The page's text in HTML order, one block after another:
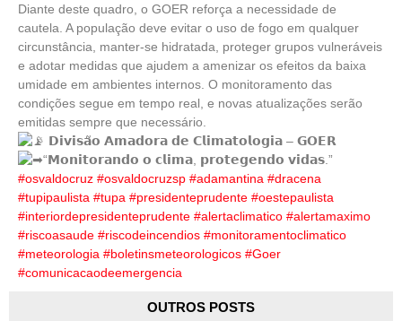
Diante deste quadro, o GOER reforça a necessidade de
cautela. A população deve evitar o uso de fogo em qualquer
circunstância, manter-se hidratada, proteger grupos vulneráveis
e adotar medidas que ajudem a amenizar os efeitos da baixa
umidade em ambientes internos. O monitoramento das
condições segue em tempo real, e novas atualizações serão
emitidas sempre que necessário.
𝗗𝗶𝘃𝗶𝘀𝗮̃𝗼 𝗔𝗺𝗮𝗱𝗼𝗿𝗮 𝗱𝗲 𝗖𝗹𝗶𝗺𝗮𝘁𝗼𝗹𝗼𝗴𝗶𝗮 – 𝗚𝗢𝗘𝗥
“𝗠𝗼𝗻𝗶𝘁𝗼𝗿𝗮𝗻𝗱𝗼 𝗼 𝗰𝗹𝗶𝗺𝗮, 𝗽𝗿𝗼𝘁𝗲𝗴𝗲𝗻𝗱𝗼 𝘃𝗶𝗱𝗮𝘀.”
#osvaldocruz #osvaldocruzsp #adamantina #dracena
#tupipaulista #tupa #presidenteprudente #oestepaulista
#interiordepresidenteprudente #alertaclimatico #alertamaximo
#riscoasaude #riscodeincendios #monitoramentoclimatico
#meteorologia #boletinsmeteorologicos #Goer
#comunicacaodeemergencia
OUTROS POSTS